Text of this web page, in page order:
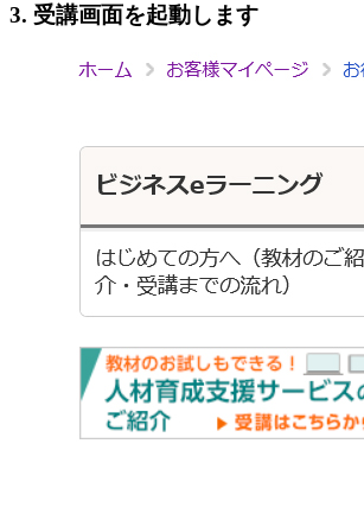
3. 受講画面を起動します